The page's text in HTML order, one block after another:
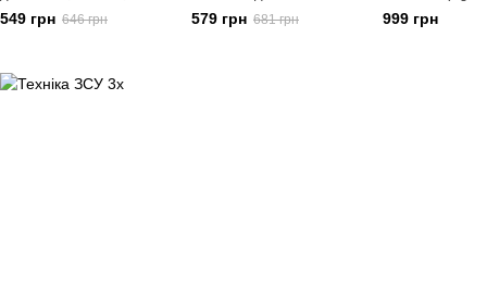
АСУ-85 в 1/35 (3D друк),
Panzershop 35T025
549 грн 646 грн
1/35 (3D друк),
Panzershop PS3T036
579 грн 681 грн
1/35, 3D друк,
35T006
999 грн